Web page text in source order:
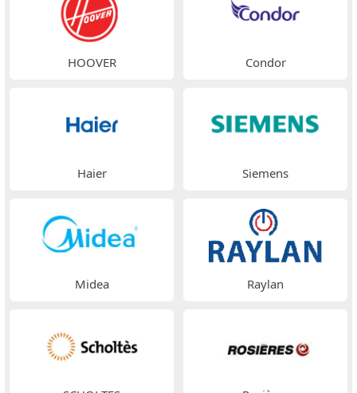
HOOVER Condor
Haier Siemens
Midea Raylan